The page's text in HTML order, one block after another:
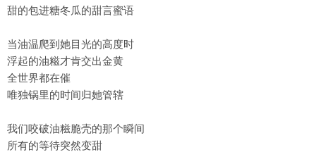
甜的包进糖冬瓜的甜言蜜语
当油温爬到她目光的高度时
浮起的油糍才肯交出金黄
全世界都在催
唯独锅里的时间归她管辖
我们咬破油糍脆壳的那个瞬间
所有的等待突然变甜